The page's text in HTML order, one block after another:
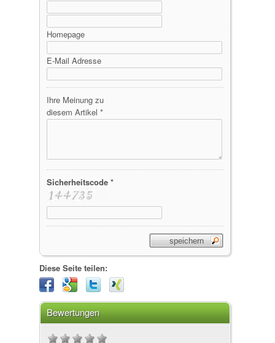
Homepage
E-Mail Adresse
Ihre Meinung zu
diesem Artikel *
Sicherheitscode *
Diese Seite teilen:
Bewertungen